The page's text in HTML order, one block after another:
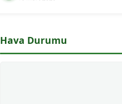
Hava Durumu